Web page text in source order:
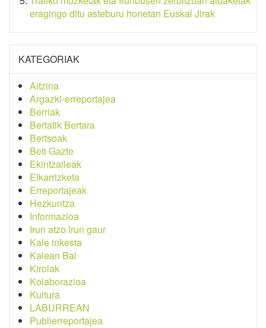
eragingo ditu asteburu honetan Euskal Jirak
KATEGORIAK
Aitzina
Argazki-erreportajea
Berriak
Bertatik Bertara
Bertsoak
Beti Gazte
Ekintzaileak
Elkarrizketa
Erreportajeak
Hezkuntza
Informazioa
Irun atzo Irun gaur
Kale inkesta
Kalean Bai
Kirolak
Kolaborazioa
Kultura
LABURREAN
Publierreportajea